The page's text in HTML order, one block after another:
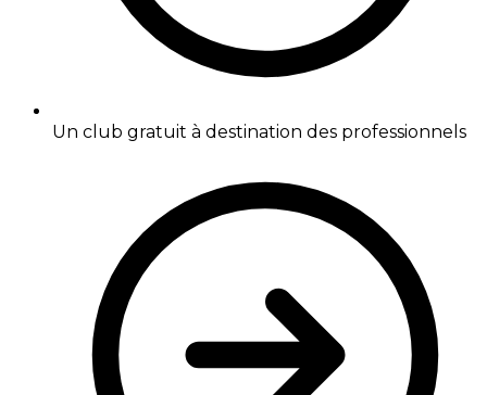
Un club gratuit à destination des professionnels